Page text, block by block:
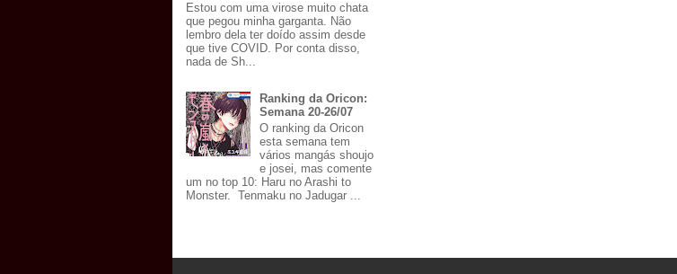
Estou com uma virose muito chata
que pegou minha garganta. Não
lembro dela ter doído assim desde
que tive COVID. Por conta disso,
nada de Sh...
Ranking da Oricon:
Semana 20-26/07
O ranking da Oricon
esta semana tem
vários mangás shoujo
e josei, mas comente
um no top 10: Haru no Arashi to
Monster. Tenmaku no Jadugar ...